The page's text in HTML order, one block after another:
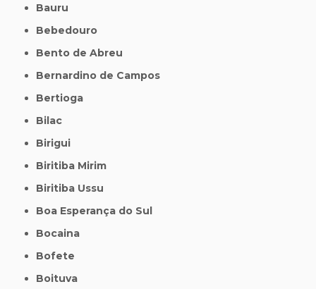
Bauru
Bebedouro
Bento de Abreu
Bernardino de Campos
Bertioga
Bilac
Birigui
Biritiba Mirim
Biritiba Ussu
Boa Esperança do Sul
Bocaina
Bofete
Boituva